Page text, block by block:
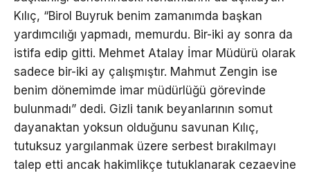
Kılıç, “Birol Buyruk benim zamanımda başkan
yardımcılığı yapmadı, memurdu. Bir-iki ay sonra da
istifa edip gitti. Mehmet Atalay İmar Müdürü olarak
sadece bir-iki ay çalışmıştır. Mahmut Zengin ise
benim dönemimde imar müdürlüğü görevinde
bulunmadı” dedi. Gizli tanık beyanlarının somut
dayanaktan yoksun olduğunu savunan Kılıç,
tutuksuz yargılanmak üzere serbest bırakılmayı
talep etti ancak hakimlikçe tutuklanarak cezaevine